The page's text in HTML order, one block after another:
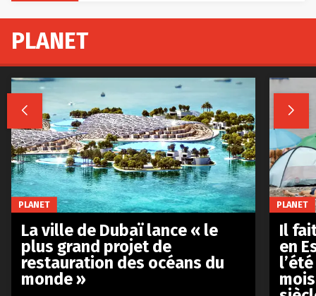
PLANET
 
PLANET
La ville de Dubaï lance « le
plus grand projet de
restauration des océans du
monde »
PLANET
Il
en